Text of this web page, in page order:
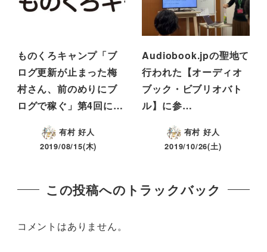
ものくろキャンプ「ブ
ログ更新が止まった梅
村さん、前のめりにブ
ログで稼ぐ」第4回に…
有村 好人
2019/08/15(木)
Audiobook.jpの聖地て
行われた【オーディオ
ブック・ビブリオバト
ル】に参…
有村 好人
2019/10/26(土)
この投稿へのトラックバック
コメントはありません。